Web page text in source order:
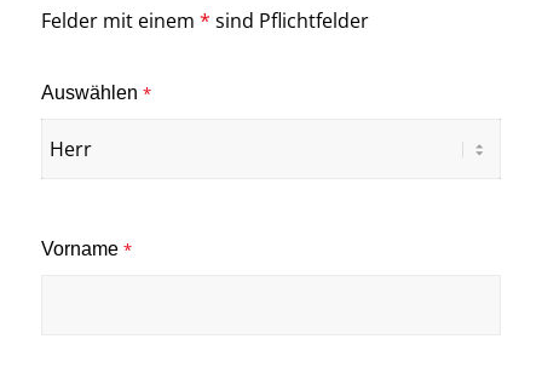
Felder mit einem * sind Pflichtfelder
Auswählen *
Vorname *